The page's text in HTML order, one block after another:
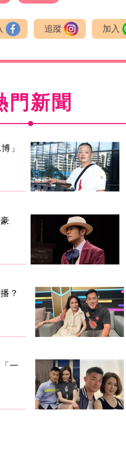
追蹤 加入
門新聞
」
？
一